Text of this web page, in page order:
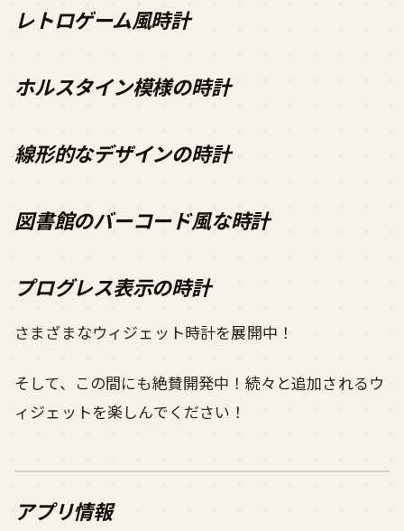
レトロゲーム風時計
ホルスタイン模様の時計
線形的なデザインの時計
図書館のバーコード風な時計
プログレス表示の時計
さまざまなウィジェット時計を展開中！
そして、この間にも絶賛開発中！続々と追加されるウ
ィジェットを楽しんでください！
アプリ情報